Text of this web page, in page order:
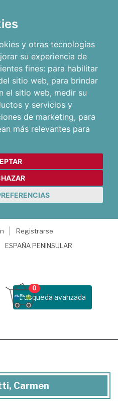
y otras tecnologías
su experiencia de
fines: para habilitar
sitio web, para brindar
el sitio web, medir su
y servicios y
de marketing, para
más relevantes para
Registrarse
ESPAÑA PENINSULAR
Busqueda avanzada
0
Carmen